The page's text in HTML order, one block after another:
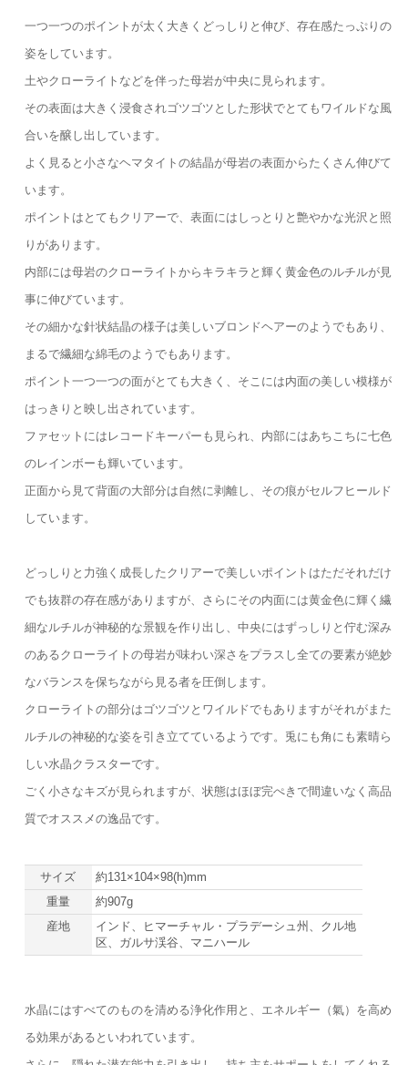
一つ一つのポイントが太く大きくどっしりと伸び、存在感たっぷりの
姿をしています。
土やクローライトなどを伴った母岩が中央に見られます。
その表面は大きく浸食されゴツゴツとした形状でとてもワイルドな風
合いを醸し出しています。
よく見ると小さなヘマタイトの結晶が母岩の表面からたくさん伸びて
います。
ポイントはとてもクリアーで、表面にはしっとりと艶やかな光沢と照
りがあります。
内部には母岩のクローライトからキラキラと輝く黄金色のルチルが見
事に伸びています。
その細かな針状結晶の様子は美しいブロンドヘアーのようでもあり、
まるで繊細な綿毛のようでもあります。
ポイント一つ一つの面がとても大きく、そこには内面の美しい模様が
はっきりと映し出されています。
ファセットにはレコードキーパーも見られ、内部にはあちこちに七色
のレインボーも輝いています。
正面から見て背面の大部分は自然に剥離し、その痕がセルフヒールド
しています。
どっしりと力強く成長したクリアーで美しいポイントはただそれだけ
でも抜群の存在感がありますが、さらにその内面には黄金色に輝く繊
細なルチルが神秘的な景観を作り出し、中央にはずっしりと佇む深み
のあるクローライトの母岩が味わい深さをプラスし全ての要素が絶妙
なバランスを保ちながら見る者を圧倒します。
クローライトの部分はゴツゴツとワイルドでもありますがそれがまた
ルチルの神秘的な姿を引き立てているようです。兎にも角にも素晴ら
しい水晶クラスターです。
ごく小さなキズが見られますが、状態はほぼ完ぺきで間違いなく高品
質でオススメの逸品です。
サイズ
約131×104×98(h)mm
重量
約907g
産地
インド、ヒマーチャル・プラデーシュ州、クル地
区、ガルサ渓谷、マニハール
水晶にはすべてのものを清める浄化作用と、エネルギー（氣）を高め
る効果があるといわれています。